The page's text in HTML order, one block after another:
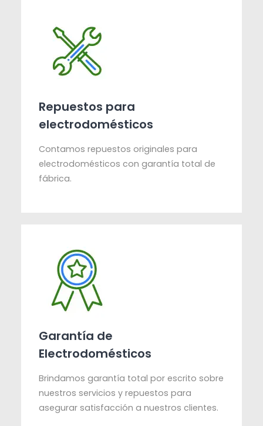
Repuestos para
electrodomésticos
Contamos repuestos originales para
electrodomésticos con garantía total de
fábrica.
Garantía de
Electrodomésticos
Brindamos garantía total por escrito sobre
nuestros servicios y repuestos para
asegurar satisfacción a nuestros clientes.